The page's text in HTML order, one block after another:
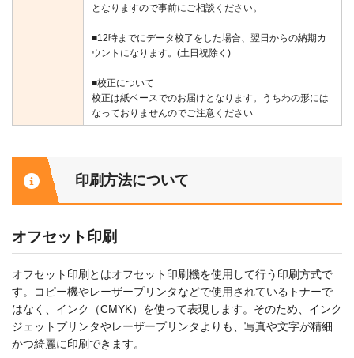
となりますので事前にご相談ください。
■12時までにデータ校了をした場合、翌日からの納期カ
ウントになります。(土日祝除く)
■校正について
校正は紙ベースでのお届けとなります。うちわの形には
なっておりませんのでご注意ください
印刷方法について
オフセット印刷
オフセット印刷とはオフセット印刷機を使用して行う印刷方式で
す。コピー機やレーザープリンタなどで使用されているトナーで
はなく、インク（CMYK）を使って表現します。そのため、インク
ジェットプリンタやレーザープリンタよりも、写真や文字が精細
かつ綺麗に印刷できます。